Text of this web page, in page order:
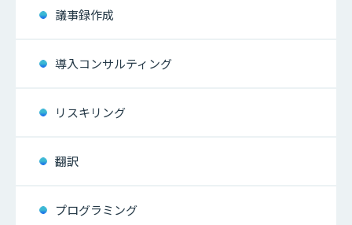
議事録作成
導入コンサルティング
リスキリング
翻訳
プログラミング